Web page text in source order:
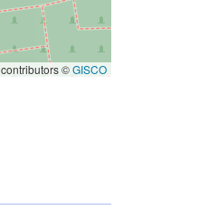
contributors ©GISCO